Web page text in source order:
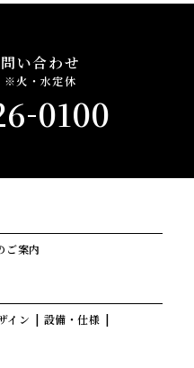
い合わせ
火・水定休
-0100
ご案内
イン
設備・仕様